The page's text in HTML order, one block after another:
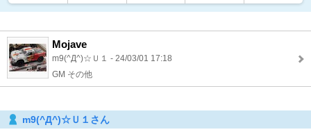
Mojave
m9(^Д^)☆Ｕ１ - 24/03/01 17:18
GM その他
m9(^Д^)☆Ｕ１さん